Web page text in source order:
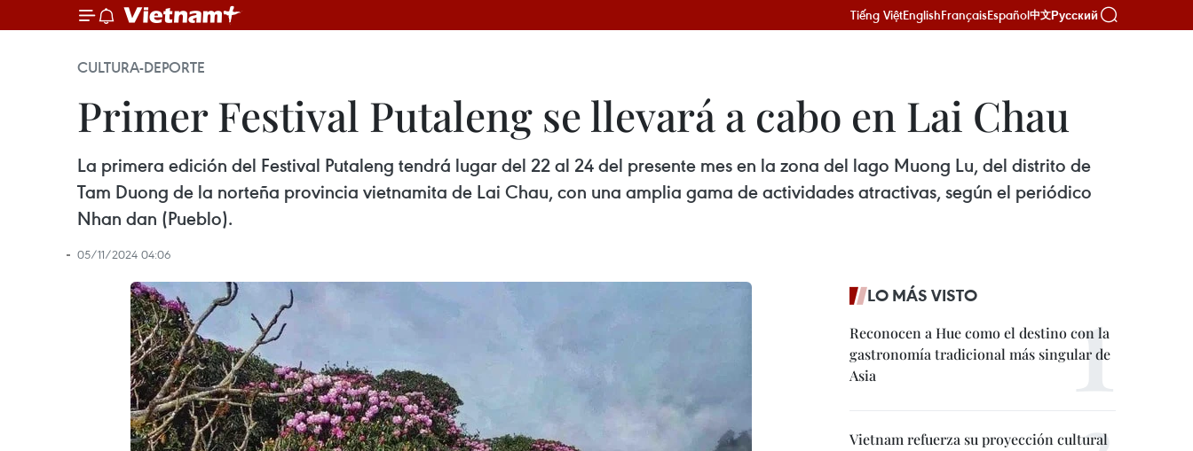
Tiếng ViệtEnglishFrançaisEspañol中文Русский
CULTURA-DEPORTE
Primer Festival Putaleng se llevará a cabo en Lai Chau
La primera edición del Festival Putaleng tendrá lugar del 22 al 24 del presente mes en la zona del lago Muong Lu, del distrito de
Tam Duong de la norteña provincia vietnamita de Lai Chau, con una amplia gama de actividades atractivas, según el periódico
Nhan dan (Pueblo).
05/11/2024 04:06
LO MÁS VISTO
Reconocen a Hue como el destino con la
gastronomía tradicional más singular de
Asia
Vietnam refuerza su proyección cultural